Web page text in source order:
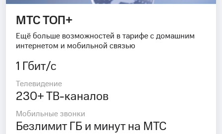
МТС ТОП+
Ещё больше возможностей в тарифе с домашним
интернетом и мобильной связью
1 Гбит/с
Телевидение
230+ ТВ-каналов
Мобильные звонки
Безлимит ГБ и минут на МТС